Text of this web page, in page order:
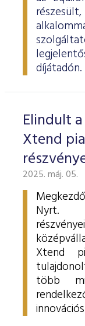
díjátadón.
Elindult
Xtend
2025. máj. 05.
Nyrt.
Xtend
több